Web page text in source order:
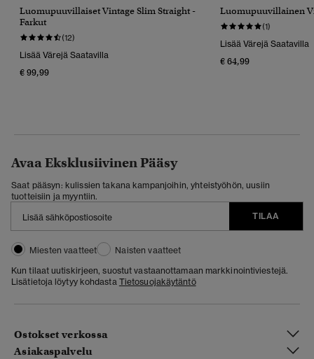
Luomupuuvillaiset Vintage Slim Straight -
Farkut
(12)
Lisää Värejä Saatavilla
€ 99,99
Luomupuuvillainen
(1)
Lisää Värejä Saatavilla
€ 64,99
Avaa Eksklusiivinen Pääsy
Saat pääsyn: kulissien takana kampanjoihin, yhteistyöhön, uusiin
tuotteisiin ja myyntiin.
TILAA
Miesten vaatteet
Naisten vaatteet
Kun tilaat uutiskirjeen, suostut vastaanottamaan markkinointiviestejä.
Lisätietoja löytyy kohdasta Tietosuojakäytäntö
Ostokset verkossa
Asiakaspalvelu